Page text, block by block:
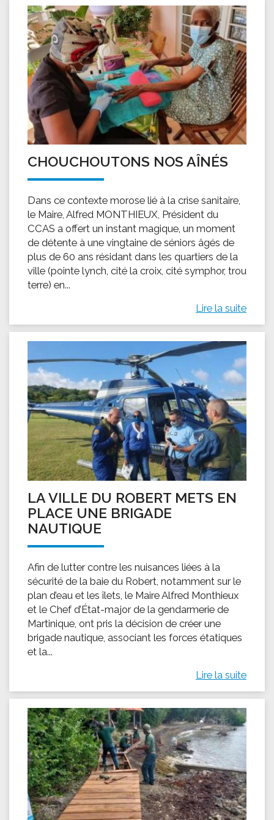
CHOUCHOUTONS NOS AÎNÉS
Dans ce contexte morose lié à la crise sanitaire,
le Maire, Alfred MONTHIEUX, Président du
CCAS a offert un instant magique, un moment
de détente à une vingtaine de séniors âgés de
plus de 60 ans résidant dans les quartiers de la
ville (pointe lynch, cité la croix, cité symphor, trou
terre) en...
Lire la suite
LA VILLE DU ROBERT METS EN
PLACE UNE BRIGADE
NAUTIQUE
Afin de lutter contre les nuisances liées à la
sécurité de la baie du Robert, notamment sur le
plan d’eau et les îlets, le Maire Alfred Monthieux
et le Chef d’État-major de la gendarmerie de
Martinique, ont pris la décision de créer une
brigade nautique, associant les forces étatiques
et la...
Lire la suite